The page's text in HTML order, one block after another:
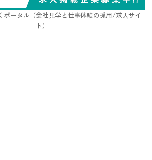
ポータル（会社見学と仕事体験の採用/求人サイ
ト）